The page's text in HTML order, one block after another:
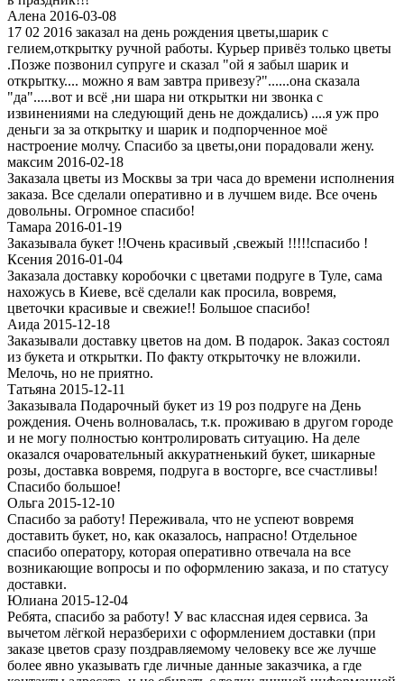
Алена 2016-03-08
17 02 2016 заказал на день рождения цветы,шарик с
гелием,открытку ручной работы. Курьер привёз только цветы
.Позже позвонил супруге и сказал "ой я забыл шарик и
открытку.... можно я вам завтра привезу?"......она сказала
"да".....вот и всё ,ни шара ни открытки ни звонка с
извинениями на следующий день не дождались) ....я уж про
деньги за за открытку и шарик и подпорченное моё
настроение молчу. Спасибо за цветы,они порадовали жену.
максим 2016-02-18
Заказала цветы из Москвы за три часа до времени исполнения
заказа. Все сделали оперативно и в лучшем виде. Все очень
довольны. Огромное спасибо!
Тамара 2016-01-19
Заказывала букет !!Очень красивый ,свежый !!!!!спасибо !
Ксения 2016-01-04
Заказала доставку коробочки с цветами подруге в Туле, сама
нахожусь в Киеве, всё сделали как просила, вовремя,
цветочки красивые и свежие!! Большое спасибо!
Аида 2015-12-18
Заказывали доставку цветов на дом. В подарок. Заказ состоял
из букета и открытки. По факту открыточку не вложили.
Мелочь, но не приятно.
Татьяна 2015-12-11
Заказывала Подарочный букет из 19 роз подруге на День
рождения. Очень волновалась, т.к. проживаю в другом городе
и не могу полностью контролировать ситуацию. На деле
оказался очаровательный аккуратненький букет, шикарные
розы, доставка вовремя, подруга в восторге, все счастливы!
Спасибо большое!
Ольга 2015-12-10
Спасибо за работу! Переживала, что не успеют вовремя
доставить букет, но, как оказалось, напрасно! Отдельное
спасибо оператору, которая оперативно отвечала на все
возникающие вопросы и по оформлению заказа, и по статусу
доставки.
Юлиана 2015-12-04
Ребята, спасибо за работу! У вас классная идея сервиса. За
вычетом лёгкой неразберихи с оформлением доставки (при
заказе цветов сразу поздравляемому человеку все же лучше
более явно указывать где личные данные заказчика, а где